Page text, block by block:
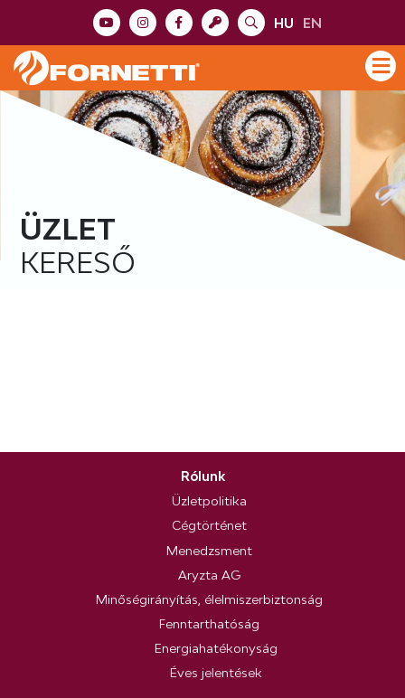
HU EN
ÜZLET
KERESŐ
Rólunk
Üzletpolitika
Cégtörténet
Menedzsment
Aryzta AG
Minőségirányítás, élelmiszerbiztonság
Fenntarthatóság
Energiahatékonyság
Éves jelentések